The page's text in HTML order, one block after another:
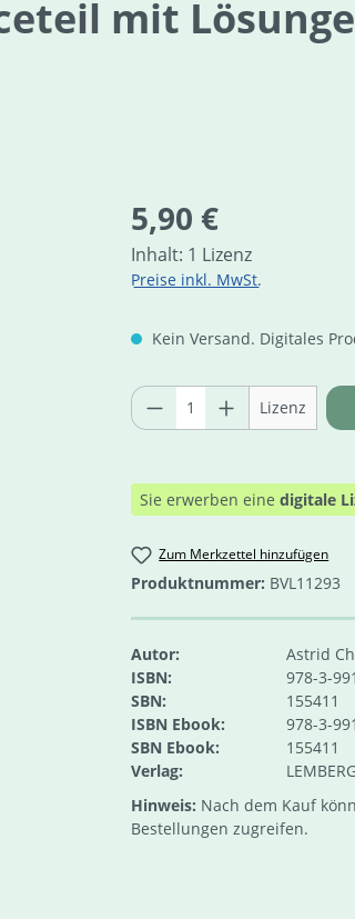
mit
Regulärer Preis:
5,90 €
Inhalt: 1 Lizenz
Preise inkl. MwSt.
Kein Versand. Digitales
Produkt Anzahl:
Lizenz
Sie erwerben eine digitale
Zum Merkzettel hinzufügen
Produktnummer: BVL11293
Autor:
Astrid
ISBN:
978-3-
SBN:
155411
ISBN Ebook:
978-3-
SBN Ebook:
155411
Verlag:
Hinweis: Nach dem Kauf
Bestellungen zugreifen.